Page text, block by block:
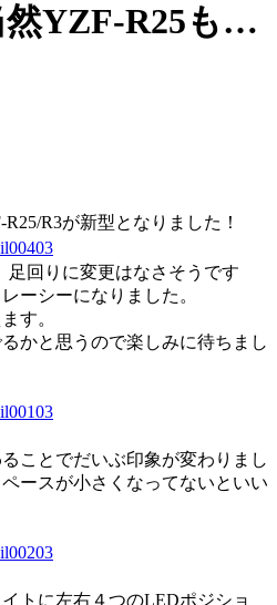
YZF-R25も…
R3が新型となりました！
足回りに変更はなさそうです
ーシーになりました。
す。
かと思うので楽しみに待ちまし
ことでだいぶ印象が変わりまし
ースが小さくなってないといい
トに左右４つのLEDポジショ